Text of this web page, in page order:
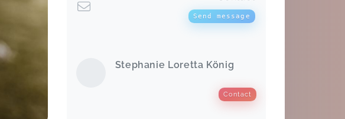
Send message
Stephanie Loretta König
Contact